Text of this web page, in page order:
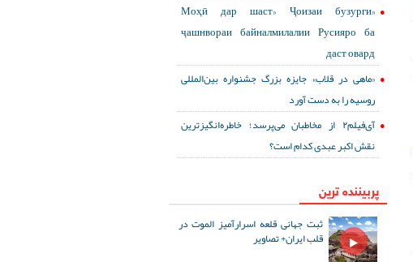
«Моҳӣ дар шаст» Ҷоизаи бузурги
ҷашнвораи байналмилалии Русияро ба
даст овард
«ماهی در قلاب» جایزه بزرگ جشنواره بین‌المللی
روسیه را به دست آورد
آی‌فیلم۲ از مخاطبان می‌پرسد؛ خاطره‌انگیزترین
نقش اکبر عبدی کدام است؟
پربیننده ترین
ثبت جهانی قلعه اسرارآمیز الموت در
قلب ایران+ تصاویر